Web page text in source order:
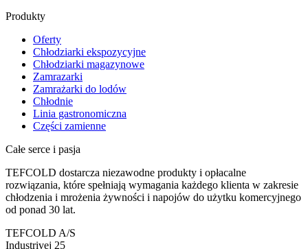
Produkty
Oferty
Chłodziarki ekspozycyjne
Chłodziarki magazynowe
Zamrazarki
Zamrażarki do lodów
Chłodnie
Linia gastronomiczna
Części zamienne
Całe serce i pasja
TEFCOLD dostarcza niezawodne produkty i opłacalne
rozwiązania, które spełniają wymagania każdego klienta w zakresie
chłodzenia i mrożenia żywności i napojów do użytku komercyjnego
od ponad 30 lat.
TEFCOLD A/S
Industrivej 25